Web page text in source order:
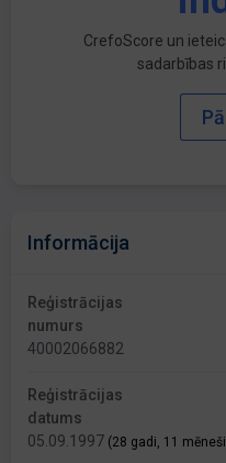
CrefoScore un
sadarbības
Informācija
Reģistrācijas
numurs
40002066882
Reģistrācijas
datums
05.09.1997 (28 gadi, 11